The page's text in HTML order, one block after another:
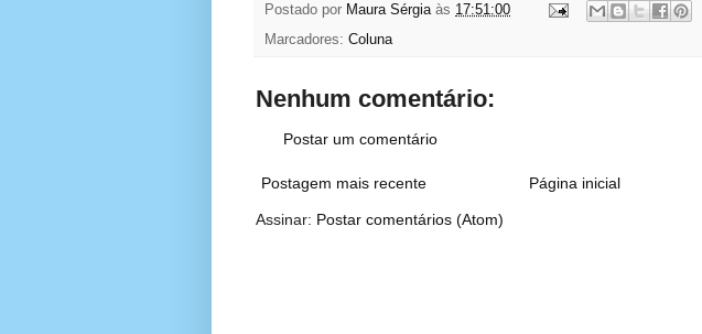
Postado por Maura Sérgia às 17:51:00
Marcadores: Coluna
Nenhum comentário:
Postar um comentário
Postagem mais recente Página inicial
Assinar: Postar comentários (Atom)